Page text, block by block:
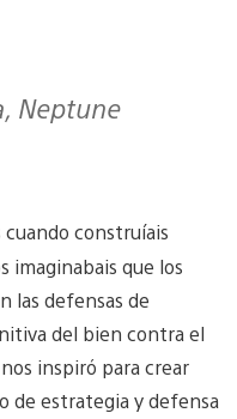
construíais
imaginabais que los
las defensas de
del bien contra el
inspiró para crear
de estrategia y defensa